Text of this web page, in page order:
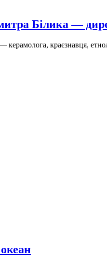
Білика —
краєзнавця,